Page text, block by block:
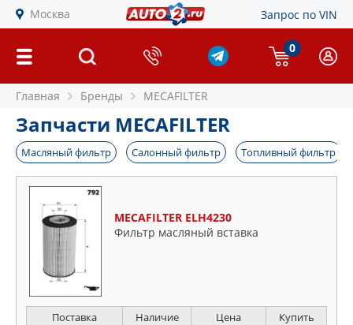
Москва Запрос по VIN
0
Главная Бренды MECAFILTER
Запчасти MECAFILTER
Масляный фильтр Салонный фильтр Топливный фильтр
MECAFILTER ELH4230
Фильтр масляный вставка
Поставка Наличие Цена Купить